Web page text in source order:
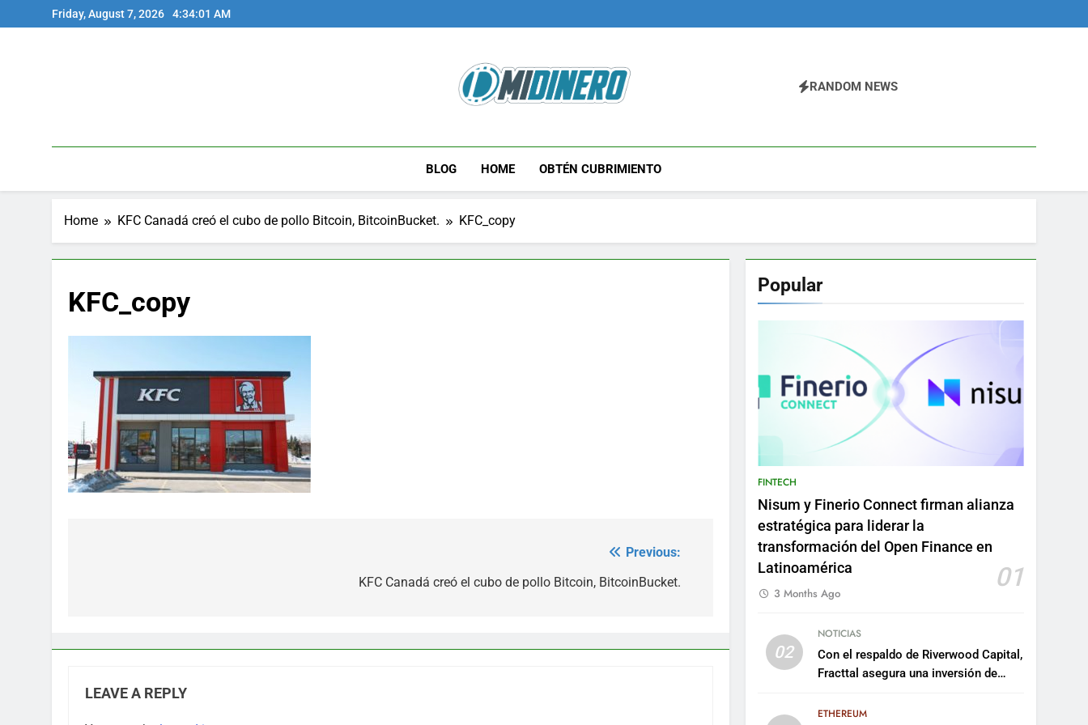
to
Friday, August 7, 2026 4:34:01 AM
Midinero.co
RANDOM NEWS
BLOG HOME OBTÉN CUBRIMIENTO
Home KFC Canadá creó el cubo de pollo Bitcoin, BitcoinBucket. KFC_copy
KFC_copy
Previous:
KFC Canadá creó el cubo de pollo Bitcoin, BitcoinBucket.
LEAVE A REPLY
Popular
FINTECH
Nisum y Finerio Connect firman alianza
estratégica para liderar la
transformación del Open Finance en
Latinoamérica
01
3 Months Ago
02
NOTICIAS
Con el respaldo de Riverwood Capital,
Fracttal asegura una inversión de
plataforma
ETHEREUM